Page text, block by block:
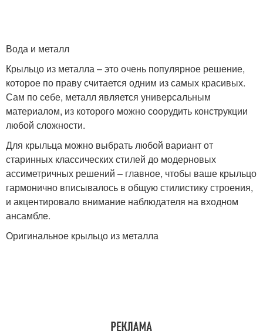
Вода и металл
Крыльцо из металла – это очень популярное решение,
которое по праву считается одним из самых красивых.
Сам по себе, металл является универсальным
материалом, из которого можно соорудить конструкции
любой сложности.
Для крыльца можно выбрать любой вариант от
старинных классических стилей до модерновых
ассиметричных решений – главное, чтобы ваше крыльцо
гармонично вписывалось в общую стилистику строения,
и акцентировало внимание наблюдателя на входном
ансамбле.
Оригинальное крыльцо из металла